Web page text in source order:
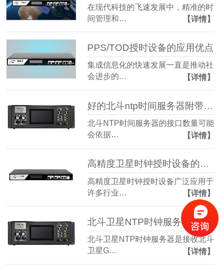
在现代科技的飞速发展中，精准的时
间管理和…
【详情】
PPS/TOD授时设备的应用优点
集成信息化的快速发展一直是推动社
会进步的…
【详情】
好的北斗ntp时间服务器附带几个接口
北斗NTP时间服务器的接口数量可能
会依据…
【详情】
高精度卫星时钟授时设备的使用行业有哪些？
高精度卫星时钟授时设备广泛应用于
许多行业…
【详情】
北斗卫星NTP时钟服务器使用条件都有那些
北斗卫星NTP时钟服务器是接收北斗
卫星G…
【详情】